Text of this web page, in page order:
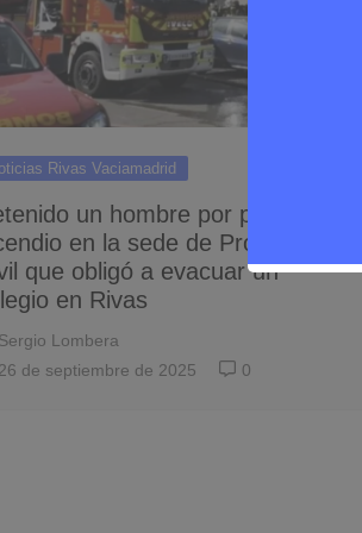
Rivas Vaciamadrid
un hombre por presunto
en la sede de Protección
que obligó a evacuar un
en Rivas
Sergio Lombera
26 de septiembre de 2025
0